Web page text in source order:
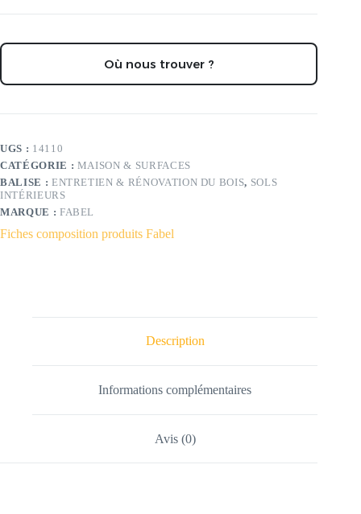
Où nous trouver ?
UGS : 14110
CATÉGORIE : MAISON & SURFACES
BALISE : ENTRETIEN & RÉNOVATION DU BOIS, SOLS
INTÉRIEURS
MARQUE : FABEL
Fiches composition produits Fabel
Description
Informations complémentaires
Avis (0)